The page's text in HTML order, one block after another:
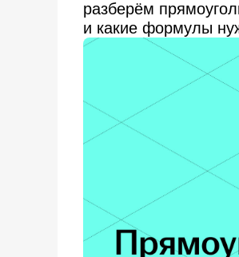
разберём
и какие формулы